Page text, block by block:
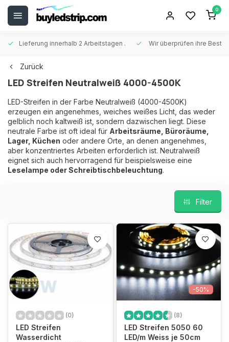
0
Lieferung innerhalb 2 Arbeitstagen . Wir überprüfen ihre
Zurück
LED Streifen Neutralweiß 4000-4500K
LED-Streifen in der Farbe Neutralweiß (4000-4500K)
erzeugen ein angenehmes, weiches weißes Licht, das weder
gelblich noch kaltweiß ist, sondern dazwischen liegt. Diese
neutrale Farbe ist oft ideal für Arbeitsräume, Büroräume,
Lager, Küchen oder andere Orte, an denen angenehmes,
aber konzentriertes Arbeiten erforderlich ist. Neutralweiß
eignet sich auch hervorragend für beispielsweise eine
Leselampe oder Schreibtischbeleuchtung.
Filter
(0)
LED Streifen
Wasserdicht
-50%
(8)
LED Streifen 5050 60
LED/m Weiss je 50cm